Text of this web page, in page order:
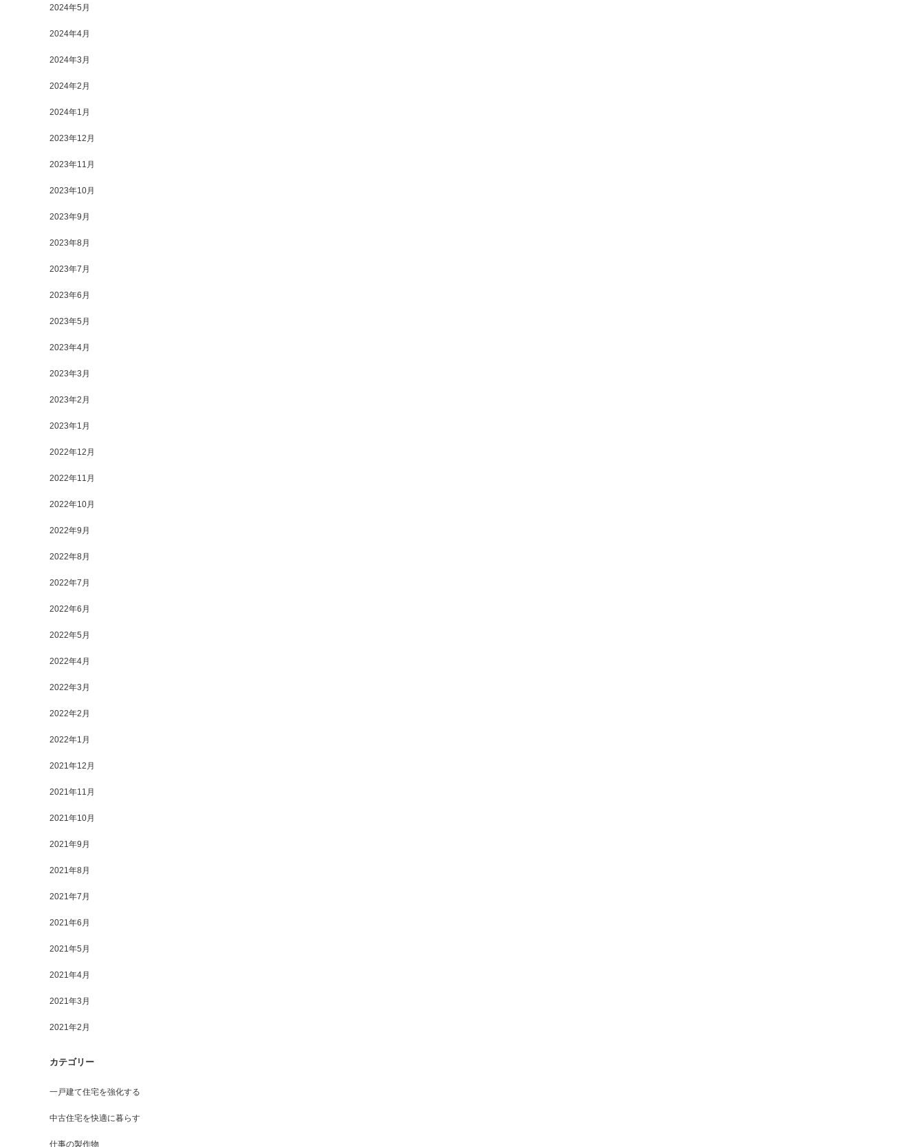
2024年5月
2024年4月
2024年3月
2024年2月
2024年1月
2023年12月
2023年11月
2023年10月
2023年9月
2023年8月
2023年7月
2023年6月
2023年5月
2023年4月
2023年3月
2023年2月
2023年1月
2022年12月
2022年11月
2022年10月
2022年9月
2022年8月
2022年7月
2022年6月
2022年5月
2022年4月
2022年3月
2022年2月
2022年1月
2021年12月
2021年11月
2021年10月
2021年9月
2021年8月
2021年7月
2021年6月
2021年5月
2021年4月
2021年3月
2021年2月
カテゴリー
一戸建て住宅を強化する
中古住宅を快適に暮らす
仕事の製作物